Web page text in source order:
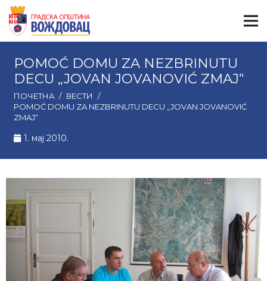
POMOĆ DOMU ZA NEZBRINUTU
DECU „JOVAN JOVANOVIĆ ZMAJ“
ПОЧЕТНА / ВЕСТИ
/
POMOĆ DOMU ZA NEZBRINUTU DECU „JOVAN JOVANOVIĆ
ZMAJ“
1. мај 2010.